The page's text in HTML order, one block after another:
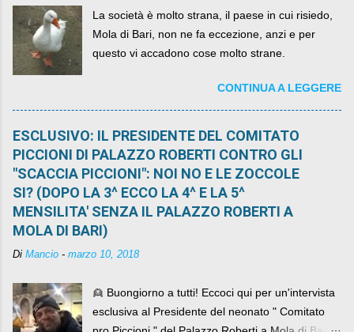
La società è molto strana, il paese in cui risiedo,
Mola di Bari, non ne fa eccezione, anzi e per
questo vi accadono cose molto strane.
CONTINUA A LEGGERE
ESCLUSIVO: IL PRESIDENTE DEL COMITATO
PICCIONI DI PALAZZO ROBERTI CONTRO GLI
"SCACCIA PICCIONI": NOI NO E LE ZOCCOLE
SI? (DOPO LA 3^ ECCO LA 4^ E LA 5^
MENSILITA' SENZA IL PALAZZO ROBERTI A
MOLA DI BARI)
Di Mancio - marzo 10, 2018
👱 Buongiorno a tutti! Eccoci qui per un'intervista
esclusiva al Presidente del neonato " Comitato